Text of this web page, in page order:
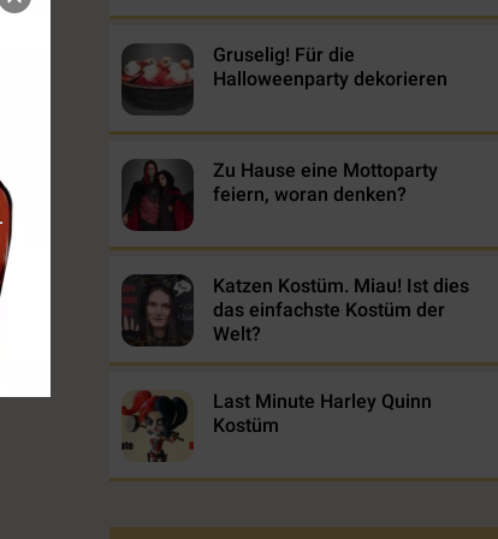
Gruselig! Für die
Halloweenparty dekorieren
Zu Hause eine Mottoparty
feiern, woran denken?
Katzen Kostüm. Miau! Ist dies
das einfachste Kostüm der
Welt?
Last Minute Harley Quinn
Kostüm